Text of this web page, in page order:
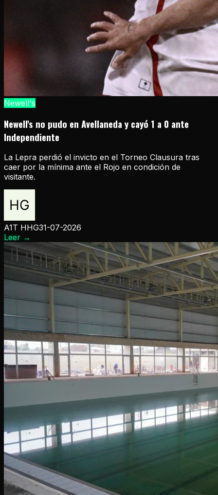
Newell's
Newell's no pudo en Avellaneda y cayó 1 a 0 ante
Independiente
La Lepra perdió el invicto en el Torneo Clausura tras
caer por la mínima ante el Rojo en condición de
visitante.
A1T HHG31-07-2026
Leer →